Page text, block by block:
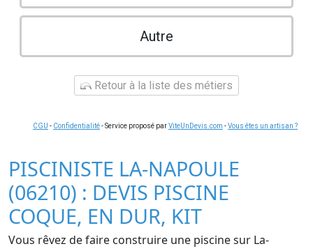
Autre
Retour à la liste des métiers
CGU - Confidentialité- Service proposé parViteUnDevis.com -Vous êtes un artisan ?
PISCINISTE LA-NAPOULE
(06210) : DEVIS PISCINE
COQUE, EN DUR, KIT
Vous rêvez de faire construire une piscine sur La-